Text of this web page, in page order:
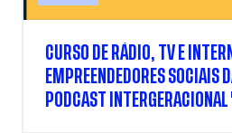
CURSO DE RÁDIO, TV E
EMPREENDEDORES SOCIAIS
PODCAST